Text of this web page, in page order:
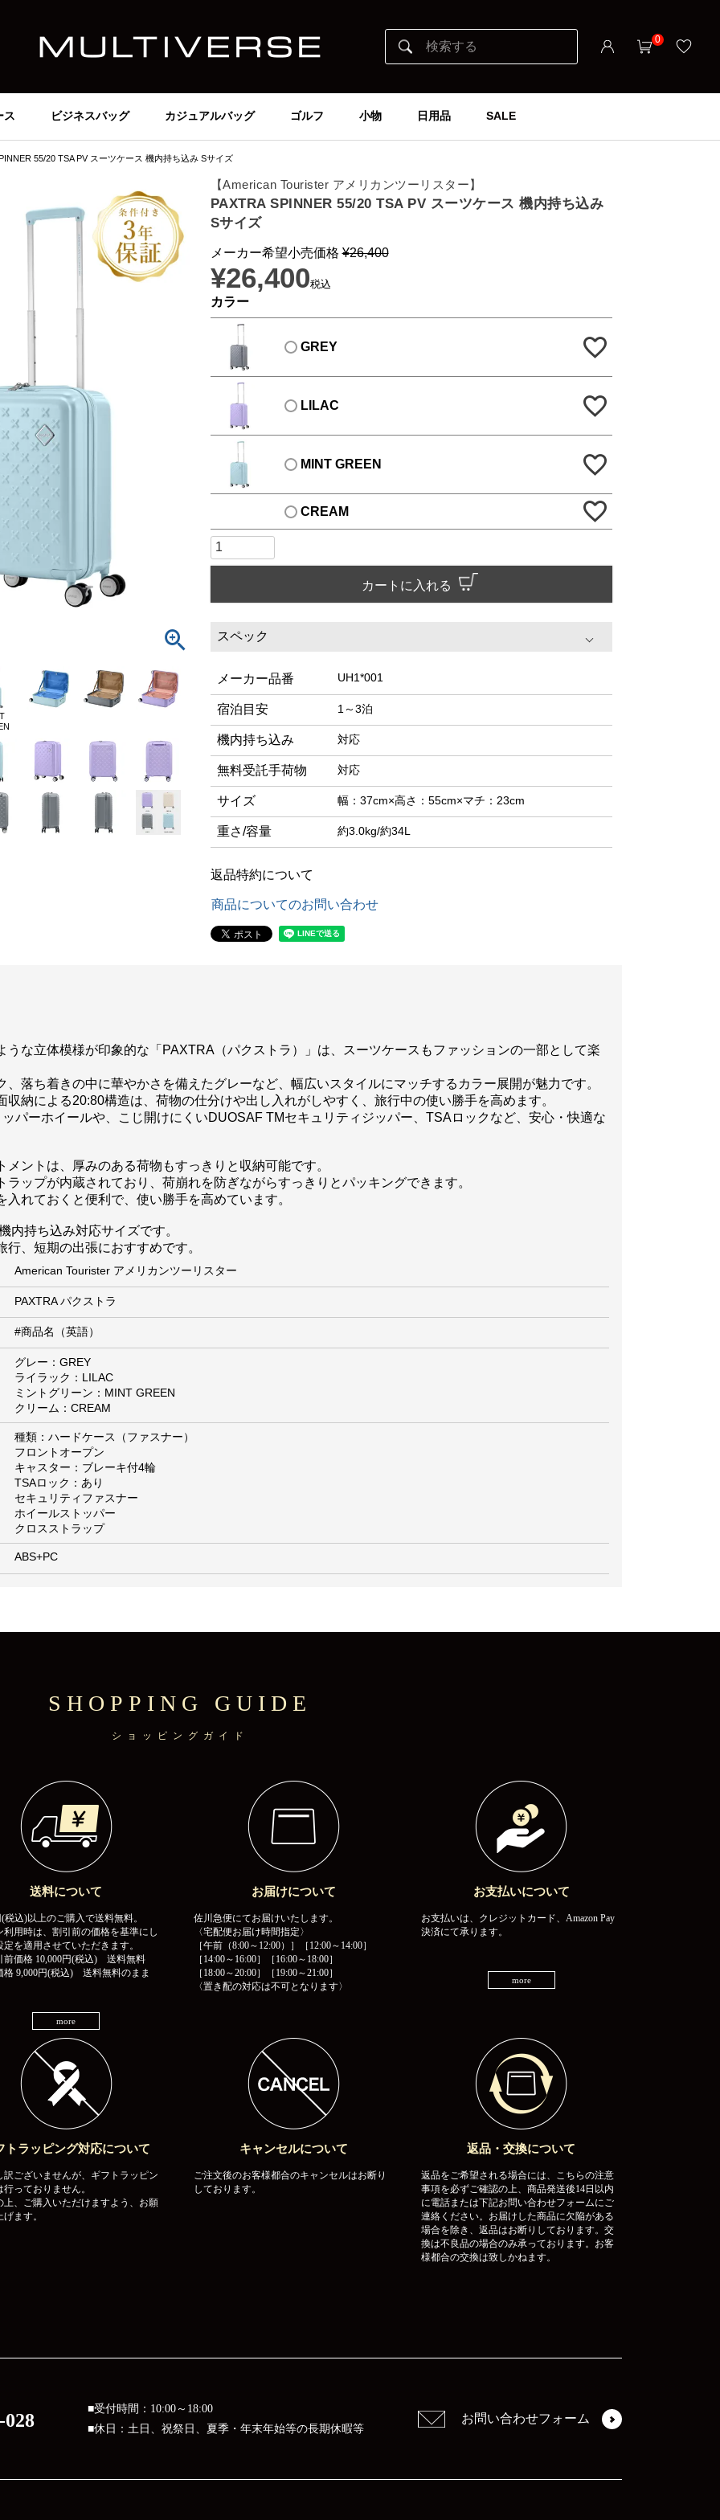
0
ス ビジネスバッグ カジュアルバッグ ゴルフ 小物 日用品 SALE
55/20 TSA PV スーツケース 機内持ち込み Sサイズ
【American Tourister アメリカンツーリスター】
PAXTRA SPINNER 55/20 TSA PV スーツケース 機内持ち込み
Sサイズ
メーカー希望小売価格 ¥26,400
¥26,400税込
カラー
GREY
LILAC
MINT GREEN
CREAM
カートに入れる
スペック
メーカー品番 UH1*001
宿泊目安 1～3泊
機内持ち込み 対応
無料受託手荷物 対応
サイズ 幅：37cm×高さ：55cm×マチ：23cm
重さ/容量 約3.0kg/約34L
返品特約について
商品についてのお問い合わせ
な立体模様が印象的な「PAXTRA（パクストラ）」は、スーツケースもファッションの一部として楽
落ち着きの中に華やかさを備えたグレーなど、幅広いスタイルにマッチするカラー展開が魅力です。
納による20:80構造は、荷物の仕分けや出し入れがしやすく、旅行中の使い勝手を高めます。
パーホイールや、こじ開けにくいDUOSAF TMセキュリティジッパー、TSAロックなど、安心・快適な
ントは、厚みのある荷物もすっきりと収納可能です。
ップが内蔵されており、荷崩れを防ぎながらすっきりとパッキングできます。
れておくと便利で、使い勝手を高めています。
内持ち込み対応サイズです。
、短期の出張におすすめです。
American Tourister アメリカンツーリスター
PAXTRA パクストラ
#商品名（英語）
グレー：GREY
ライラック：LILAC
ミントグリーン：MINT GREEN
クリーム：CREAM
種類：ハードケース（ファスナー）
フロントオープン
キャスター：ブレーキ付4輪
TSAロック：あり
セキュリティファスナー
ホイールストッパー
クロスストラップ
ABS+PC
SHOPPING GUIDE
ショッピングガイド
送料について
(税込)以上のご購入で送料無料。
利用時は、割引前の価格を基準にし
定を適用させていただきます。
前価格 10,000円(税込) 送料無料
格 9,000円(税込) 送料無料のまま
more
お届けについて
佐川急便にてお届けいたします。
〈宅配便お届け時間指定〉
［午前（8:00～12:00）］［12:00～14:00］
［14:00～16:00］［16:00～18:00］
［18:00～20:00］［19:00～21:00］
〈置き配の対応は不可となります〉
お支払いについて
お支払いは、クレジットカード、Amazon Pay
決済にて承ります。
more
トラッピング対応について
訳ございませんが、ギフトラッピン
行っておりません。
上、ご購入いただけますよう、お願
ます。
キャンセルについて
ご注文後のお客様都合のキャンセルはお断り
しております。
返品・交換について
返品をご希望される場合には、こちらの注意
事項を必ずご確認の上、商品発送後14日以内
に電話または下記お問い合わせフォームにご
連絡ください。お届けした商品に欠陥がある
場合を除き、返品はお断りしております。交
換は不良品の場合のみ承っております。お客
様都合の交換は致しかねます。
028
■受付時間：10:00～18:00
■休日：土日、祝祭日、夏季・年末年始等の長期休暇等
お問い合わせフォーム